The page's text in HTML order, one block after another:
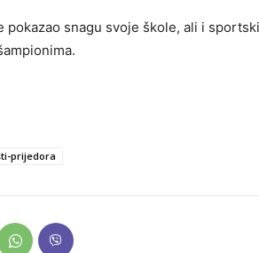
snagu svoje škole, ali i
prijedora